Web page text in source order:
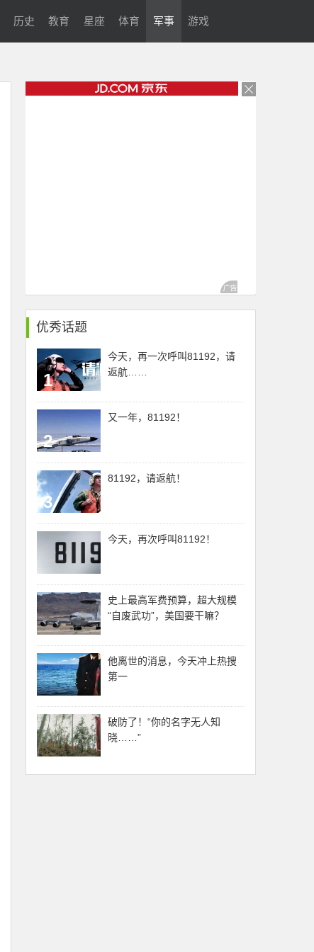
历史 教育 星座 体育 军事 游戏
优秀话题
今天，再一次呼叫81192，请
返航……
1
又一年，81192！
2
81192，请返航！
3
今天，再次呼叫81192！
史上最高军费预算，超大规模
“自废武功”，美国要干嘛？
他离世的消息，今天冲上热搜
第一
破防了！“你的名字无人知
晓……”